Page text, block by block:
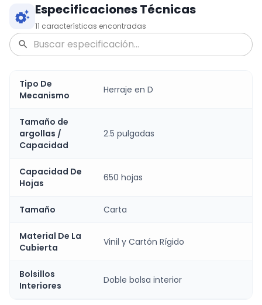
Especificaciones Técnicas
11 características encontradas
Tipo De
Mecanismo
Herraje en D
Tamaño de
argollas /
Capacidad
2.5 pulgadas
Capacidad De
Hojas
650 hojas
Tamaño Carta
Material De La
Cubierta
Vinil y Cartón Rígido
Bolsillos
Interiores
Doble bolsa interior